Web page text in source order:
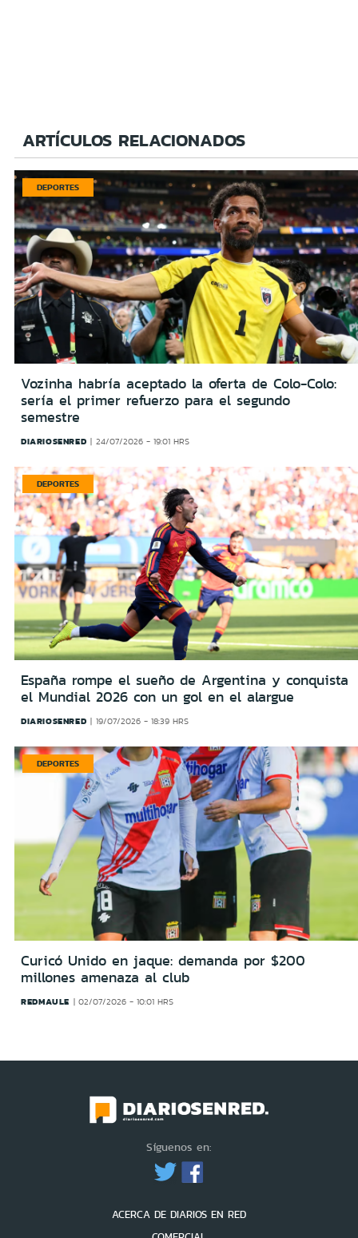
ARTÍCULOS RELACIONADOS
DEPORTES
Vozinha habría aceptado la oferta de Colo-Colo:
sería el primer refuerzo para el segundo
semestre
DIARIOSENRED 24/07/2026 - 19:01 HRS
DEPORTES
España rompe el sueño de Argentina y conquista
el Mundial 2026 con un gol en el alargue
DIARIOSENRED 19/07/2026 - 18:39 HRS
DEPORTES
Curicó Unido en jaque: demanda por $200
millones amenaza al club
REDMAULE 02/07/2026 - 10:01 HRS
Síguenos en:
ACERCA DE DIARIOS EN RED